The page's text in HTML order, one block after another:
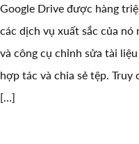
Google Drive được hàng
các dịch vụ xuất sắc của
và công cụ chỉnh sửa tài
hợp tác và chia sẻ tệp.
[…]